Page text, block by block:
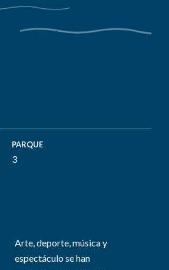
PARQUE
3
Arte, deporte, música y
espectáculo se han